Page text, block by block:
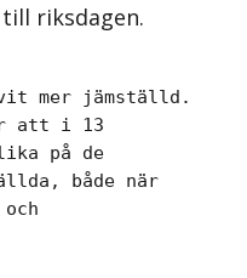
riksdagen.
mer jämställd.
att i 13
på de
både när